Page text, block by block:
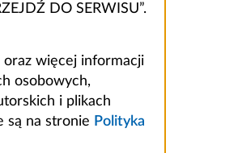
DO SERWISU”.
oraz więcej informacji
osobowych,
i plikach
są na stronie Polityka